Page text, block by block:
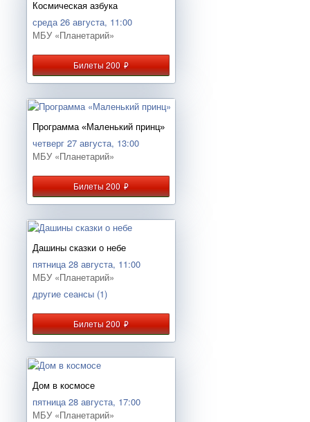
Космическая азбука
среда 26 августа, 11:00
МБУ «Планетарий»
Билеты 200руб.
Программа «Маленький принц»
четверг 27 августа, 13:00
МБУ «Планетарий»
Билеты 200руб.
Дашины сказки о небе
пятница 28 августа, 11:00
МБУ «Планетарий»
другие сеансы (1)
Билеты 200руб.
Дом в космосе
пятница 28 августа, 17:00
МБУ «Планетарий»